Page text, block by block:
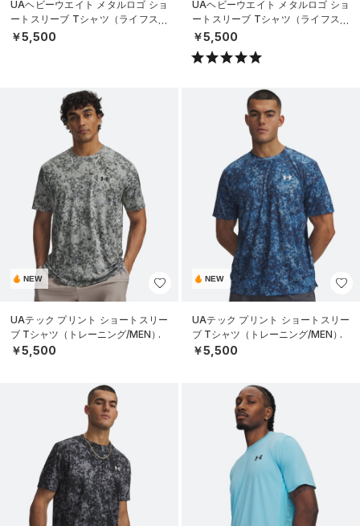
UAヘビーウエイト メタルロゴ ショ
ートスリーブ Tシャツ（ライフスタ
イル/MEN）
￥5,500
UAヘビーウエイト メタルロゴ ショ
ートスリーブ Tシャツ（ライフスタ
イル/MEN）
￥5,500
NEW
UAテック プリント ショートスリー
ブ Tシャツ（トレーニング/MEN）
￥5,500
NEW
UAテック プリント ショートスリー
ブ Tシャツ（トレーニング/MEN）
￥5,500